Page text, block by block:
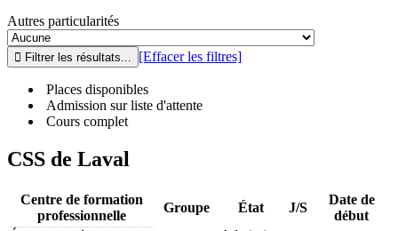
Autres particularités
[Effacer les filtres]
Places disponibles
Admission sur liste d'attente
Cours complet
CSS de Laval
Centre de formation
professionnelle
Groupe État J/S
Date de
début